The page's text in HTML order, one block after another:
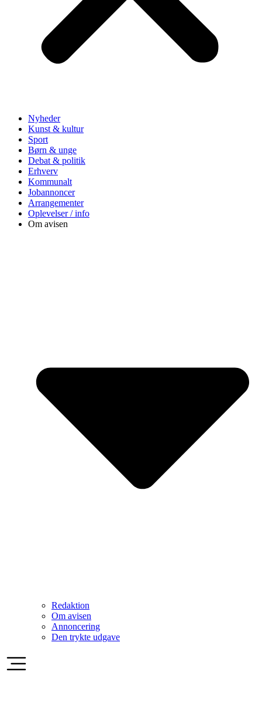
Nyheder
Kunst & kultur
Sport
Børn & unge
Debat & politik
Erhverv
Kommunalt
Jobannoncer
Arrangementer
Oplevelser / info
Om avisen
Redaktion
Om avisen
Annoncering
Den trykte udgave